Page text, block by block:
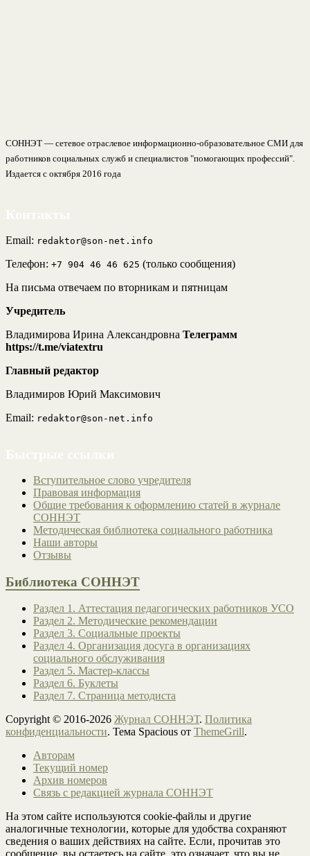
СОННЭТ — сетевое отраслевое информационно-образовательное СМИ для
работников социальных служб и специалистов "помогающих профессий".
Издается с октября 2016 года
Email: redaktor@son-net.info
Телефон: +7 904 46 46 625 (только сообщения)
На письма отвечаем по вторникам и пятницам
Учредитель
Владимирова Ирина Александровна Телеграмм
https://t.me/viatextru
Главный редактор
Владимиров Юрий Максимович
Email: redaktor@son-net.info
Вступительное слово учредителя
Правовая информация
Общие требования к оформлению статей в журнале
СОННЭТ
Методическая библиотека социального работника
Наши авторы
Отзывы
Библиотека СОННЭТ
Раздел 1. Аттестация педагогических работников УСО
Раздел 2. Методические рекомендации
Раздел 3. Социальные проекты
Раздел 4. Организация досуга в организациях
социального обслуживания
Раздел 5. Мастер-классы
Раздел 6. Буклеты
Раздел 7. Страница методиста
Copyright © 2016-2026 Журнал СОННЭТ. Политика
конфиденциальности. Тема Spacious от ThemeGrill.
Авторам
Текущий номер
Архив номеров
Связь с редакцией журнала СОННЭТ
На этом сайте используются cookie-файлы и другие
аналогичные технологии, которые для удобства сохраняют
сведения о ваших действиях на сайте. Если, прочитав это